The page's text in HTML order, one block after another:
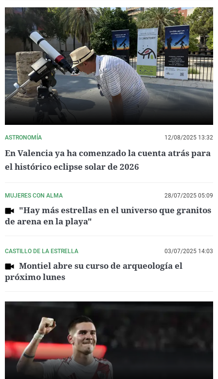
ASTRONOMÍA 12/08/2025 13:32
En Valencia ya ha comenzado la cuenta atrás para
el histórico eclipse solar de 2026
MUJERES CON ALMA 28/07/2025 05:09
"Hay más estrellas en el universo que granitos
de arena en la playa"
CASTILLO DE LA ESTRELLA 03/07/2025 14:03
Montiel abre su curso de arqueología el
próximo lunes